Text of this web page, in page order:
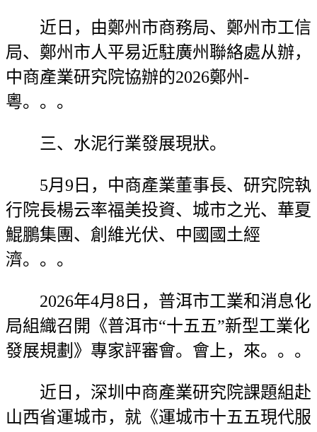
近日，由鄭州市商務局、鄭州市工信
局、鄭州市人平易近駐廣州聯絡處从辦，
中商產業研究院協辦的2026鄭州-
粵。。。
三、水泥行業發展現狀。
5月9日，中商產業董事長、研究院執
行院長楊云率福美投資、城市之光、華夏
鯤鵬集團、創維光伏、中國國土經
濟。。。
2026年4月8日，普洱市工業和消息化
局組織召開《普洱市“十五五”新型工業化
發展規劃》專家評審會。會上，來。。。
近日，深圳中商產業研究院課題組赴
山西省運城市，就《運城市十五五現代服